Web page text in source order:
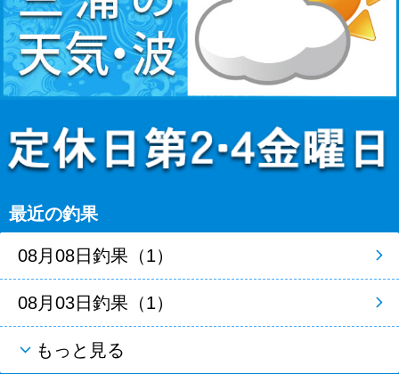
最近の釣果
08月08日釣果（1）
08月03日釣果（1）
もっと見る